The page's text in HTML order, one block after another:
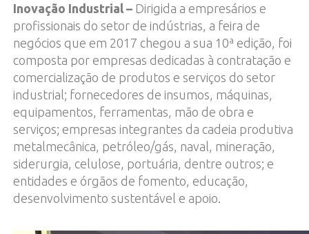
Inovação Industrial – Dirigida a empresários e
profissionais do setor de indústrias, a feira de
negócios que em 2017 chegou a sua 10ª edição, foi
composta por empresas dedicadas à contratação e
comercialização de produtos e serviços do setor
industrial; fornecedores de insumos, máquinas,
equipamentos, ferramentas, mão de obra e
serviços; empresas integrantes da cadeia produtiva
metalmecânica, petróleo/gás, naval, mineração,
siderurgia, celulose, portuária, dentre outros; e
entidades e órgãos de fomento, educação,
desenvolvimento sustentável e apoio.